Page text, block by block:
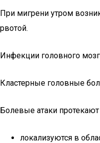
При мигрени утром
рвотой.
Инфекции головного
Кластерные головные
Болевые атаки
локализуются в